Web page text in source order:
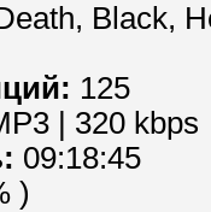
Black,
125
| 320 kbps
09:18:45
)